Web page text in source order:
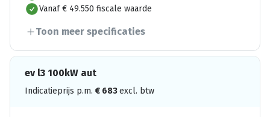
Vanaf € 49.550 fiscale waarde
Toon meer specificaties
ev l3 100kW aut
Indicatieprijs p.m. € 683excl. btw